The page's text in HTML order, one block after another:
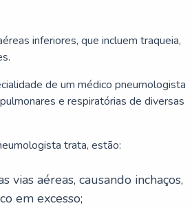
inferiores, que incluem traqueia,
de um médico pneumologista
e respiratórias de diversas
trata, estão:
vias aéreas, causando inchaços,
em excesso;